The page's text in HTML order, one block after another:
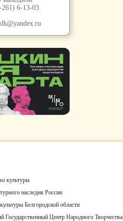
261) 6-13-03
культуры
наследия России
Белгородской области
Государственный Центр Народного Творчества